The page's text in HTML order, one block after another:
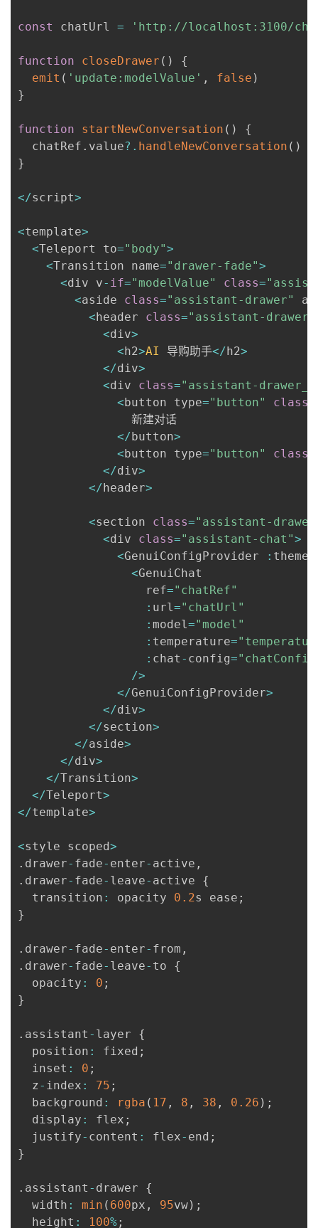
const chatUrl = 'http://localhost:3100/
function closeDrawer ( )
{
emit ( 'update:modelValue' , false )
}
function startNewConversation ( )
{
  chatRef
. value?. handleNewConversation ( )
}
</script>
<template>
<Teleport to="body">
<Transition name="drawer-fade">
<div v- if="modelValue" class=
<aside class="assistant-drawer"
<header class="assistant-
<div>
<h2>AI 导购助手</h2>
</div>
<div class="assistant-
<button type="button" class
                新建对话
</button>
<button type="button" class
</div>
</header>
<section class="assistant-
<div class="assistant-chat">
<GenuiConfigProvider : theme
<GenuiChat
                  ref
="chatRef"
: url="chatUrl"
: model="model"
: temperature=
: chat - config=
/>
</GenuiConfigProvider>
</div>
</section>
</aside>
</div>
</Transition>
</Teleport>
</template>
<style scoped>
. drawer- fade- enter- active ,
. drawer- fade- leave- active {
  transition
: opacity 0.2s ease ;
}
. drawer- fade- enter- from ,
. drawer- fade- leave- to {
  opacity
: 0 ;
}
. assistant - layer {
  position
: fixed ;
  inset
: 0 ;
  z
- index : 75 ;
  background
: rgba ( 17 , 8 , 38 , 0.26 ) ;
  display
: flex ;
  justify
- content : flex- end ;
}
. assistant - drawer {
  width
: min ( 600px , 95vw) ;
  height
: 100%;